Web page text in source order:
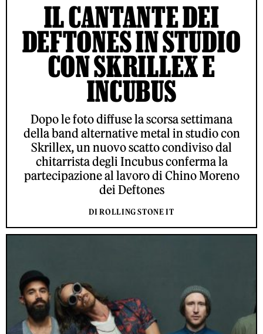
IL CANTANTE DEI
DEFTONES IN STUDIO
CON SKRILLEX E
INCUBUS
Dopo le foto diffuse la scorsa settimana
della band alternative metal in studio con
Skrillex, un nuovo scatto condiviso dal
chitarrista degli Incubus conferma la
partecipazione al lavoro di Chino Moreno
dei Deftones
DI ROLLING STONE IT